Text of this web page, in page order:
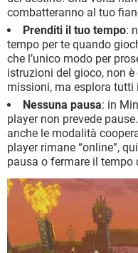
combatteranno al tuo
Prenditi il tuo tempo:
tempo per te quando
che l’unico modo per
istruzioni del gioco, non
missioni, ma esplora tutti
Nessuna pausa: in
player non prevede
anche le modalità
player rimane “online”,
pausa o fermare il tempo